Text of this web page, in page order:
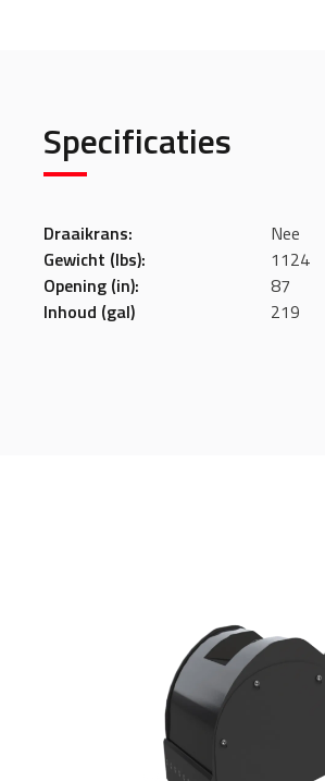
Specificaties
Draaikrans:
Gewicht (lbs):
Opening (in):
Inhoud (gal)
Nee
1124
87
219